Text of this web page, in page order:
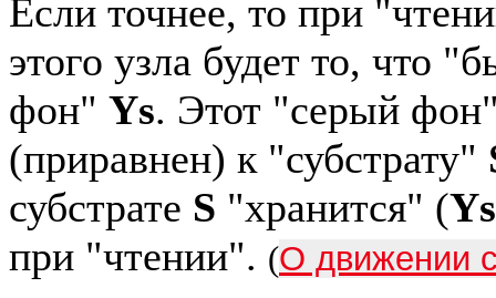
Если точнее, то при
этого узла будет то, что
фон" Ys. Этот "серый
(приравнен) к "субстрату"
субстрате S "хранится" (Ys
при "чтении". (О движении